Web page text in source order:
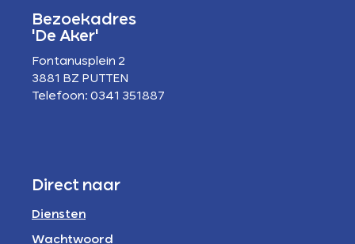
Bezoekadres
'De Aker'
Fontanusplein 2
3881 BZ PUTTEN
Telefoon: 0341 351887
Direct naar
Diensten
Wachtwoord